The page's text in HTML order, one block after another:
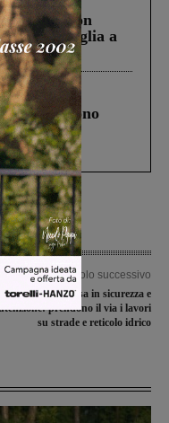
di Castiglion
ucciso la figlia a
cui morirono
il
fra tir....
Articolo successivo
Asfaltature, messa in sicurezza e
prendono il via i lavori
su strade e reticolo idrico